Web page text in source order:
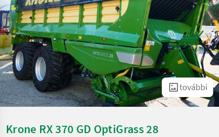
további
Krone RX 370 GD OptiGrass 28